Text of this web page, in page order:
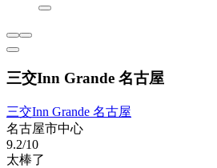
三交Inn Grande 名古屋
三交Inn Grande 名古屋
名古屋市中心
9.2/10
太棒了